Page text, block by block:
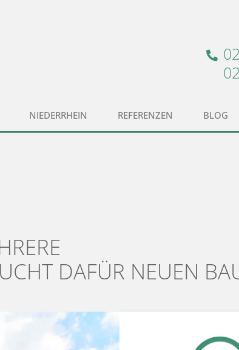
NIEDERRHEIN REFERENZEN BLOG
DAFÜR NEUEN